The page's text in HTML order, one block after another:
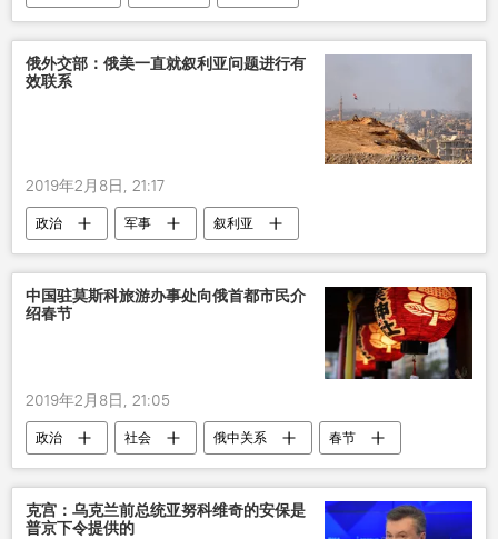
俄外交部：俄美一直就叙利亚问题进行有
效联系
2019年2月8日, 21:17
政治 军事 叙利亚
中国驻莫斯科旅游办事处向俄首都市民介
绍春节
2019年2月8日, 21:05
政治 社会 俄中关系 春节
克宫：乌克兰前总统亚努科维奇的安保是
普京下令提供的